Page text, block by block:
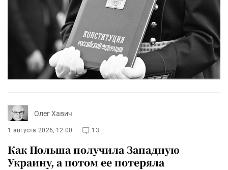
Олег Хавич
1 августа 2026, 12:00 13
Как Польша получила Западную
Украину, а потом ее потеряла